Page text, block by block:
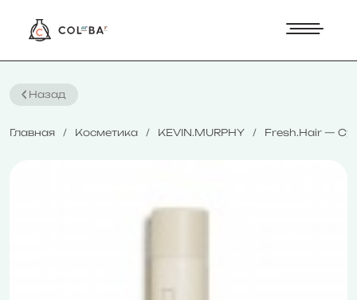
Назад
Главная Косметика KEVIN.MURPHY Fresh.Hair —